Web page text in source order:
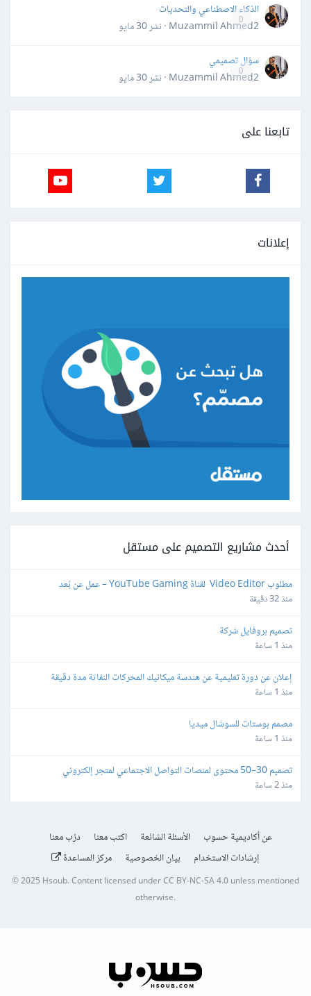
0
الذكاء الاصطناعي والتحديات
Muzammil Ahmed2 · نشر
30 مايو
0
سؤال تصميمي
Muzammil Ahmed2 · نشر
30 مايو
تابعنا على
إعلانات
أحدث مشاريع التصميم على مستقل
مطلوب Video Editor  لقناة YouTube Gaming – عمل عن بُعد
منذ 32 دقيقة
تصميم بروفايل شركة
منذ 1 ساعة
إعلان عن دورة تعليمية عن هندسة ميكانيك المحركات النفاثة مدة دقيقة
منذ 1 ساعة
مصمم بوستات للسوشال ميديا
منذ 1 ساعة
بالفوتوشوب
منذ 2 ساعة
عن أكاديمية حسوب الأسئلة الشائعة اكتب معنا
درّب معنا
إرشادات الاستخدام
بيان الخصوصية مركز المساعدة
© 2025 Hsoub.Content licensed underCC BY-NC-SA 4.0unless mentioned
otherwise.